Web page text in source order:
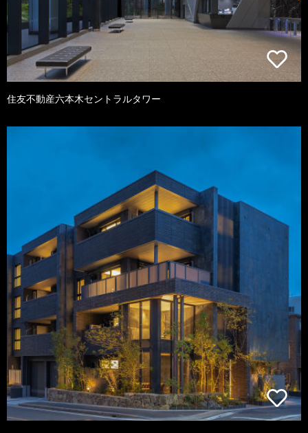
住友不動産六本木セントラルタワー